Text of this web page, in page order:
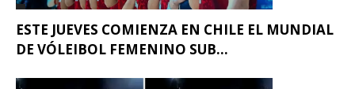
ESTE JUEVES COMIENZA EN CHILE EL MUNDIAL
DE VÓLEIBOL FEMENINO SUB...